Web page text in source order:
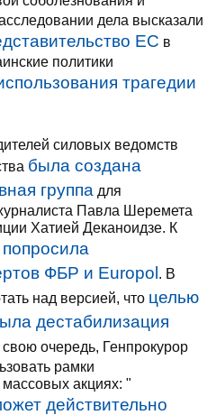
дела высказали
ЕС в
политики
трагедии
силовых ведомств
была создана
группа для
Павла Шеремета
Хатией Деканоидзе. К
ФБР и Europol . В
над версией, что целью
дестабилизация
очередь, Генпрокурор
рамки
акциях: "
действительно